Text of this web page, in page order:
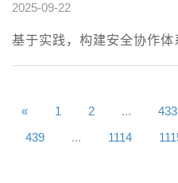
2025-09-22
基于实践，构建安全协作体
« 1 2 ... 433
439
... 1114